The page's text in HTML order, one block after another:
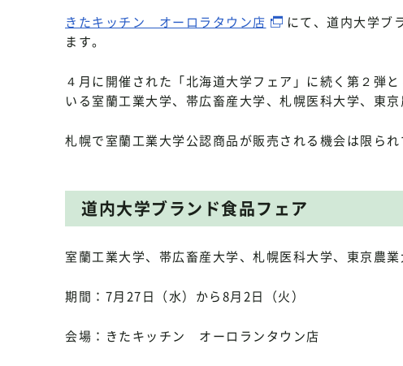
きたキッチン オーロラタウン店
にて、道内大学ブ
ます。
４月に開催された「北海道大学フェア」に続く第２弾
いる室蘭工業大学、帯広畜産大学、札幌医科大学、東
札幌で室蘭工業大学公認商品が販売される機会は限ら
道内大学ブランド食品フェア
室蘭工業大学、帯広畜産大学、札幌医科大学、東京農
期間：7月27日（水）から8月2日（火）
会場：きたキッチン オーロランタウン店